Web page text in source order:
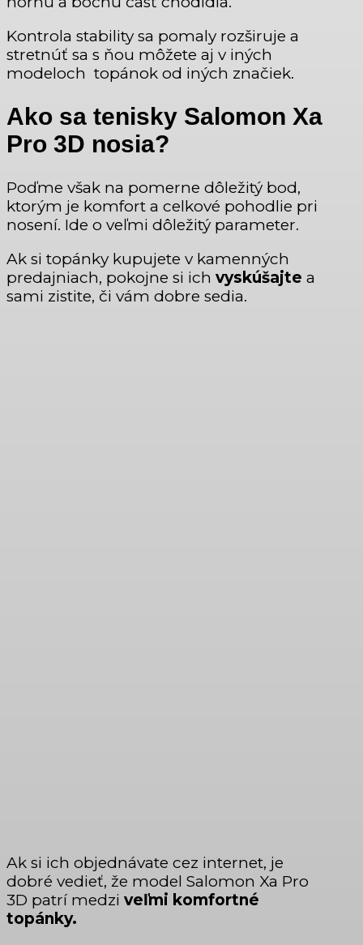
Kontrola stability sa pomaly rozširuje a
stretnúť sa s ňou môžete aj v iných
modeloch topánok od iných značiek.
Ako sa tenisky Salomon Xa
Pro 3D nosia?
Poďme však na pomerne dôležitý bod,
ktorým je komfort a celkové pohodlie pri
nosení. Ide o veľmi dôležitý parameter.
Ak si topánky kupujete v kamenných
predajniach, pokojne si ich vyskúšajte a
sami zistite, či vám dobre sedia.
Ak si ich objednávate cez internet, je
dobré vedieť, že model Salomon Xa Pro
3D patrí medzi veľmi komfortné
topánky.